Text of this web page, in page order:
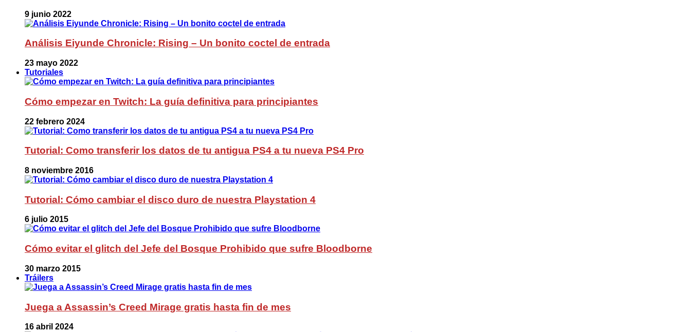
9 junio 2022
Análisis Eiyunde Chronicle: Rising – Un bonito coctel de entrada
23 mayo 2022
Tutoriales
Cómo empezar en Twitch: La guía definitiva para principiantes
22 febrero 2024
Tutorial: Como transferir los datos de tu antigua PS4 a tu nueva PS4 Pro
8 noviembre 2016
Tutorial: Cómo cambiar el disco duro de nuestra Playstation 4
6 julio 2015
Cómo evitar el glitch del Jefe del Bosque Prohibido que sufre Bloodborne
30 marzo 2015
Tráilers
Juega a Assassin’s Creed Mirage gratis hasta fin de mes
16 abril 2024